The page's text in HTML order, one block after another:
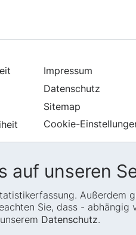
auf unseren
Außerdem
Sie, dass - abhängig
Datenschutz.
Impressum
Datenschutz
Sitemap
Cookie-